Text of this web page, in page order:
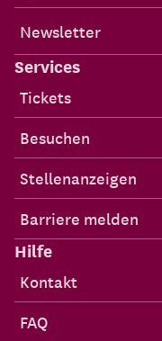
Newsletter
Services
Tickets
Besuchen
Stellenanzeigen
Barriere melden
Hilfe
Kontakt
FAQ